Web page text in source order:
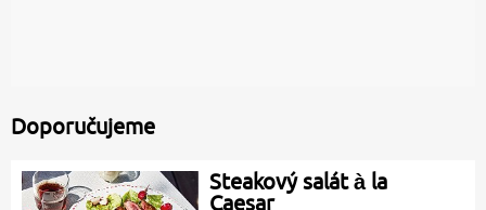
Doporučujeme
Steakový salát à la
Caesar